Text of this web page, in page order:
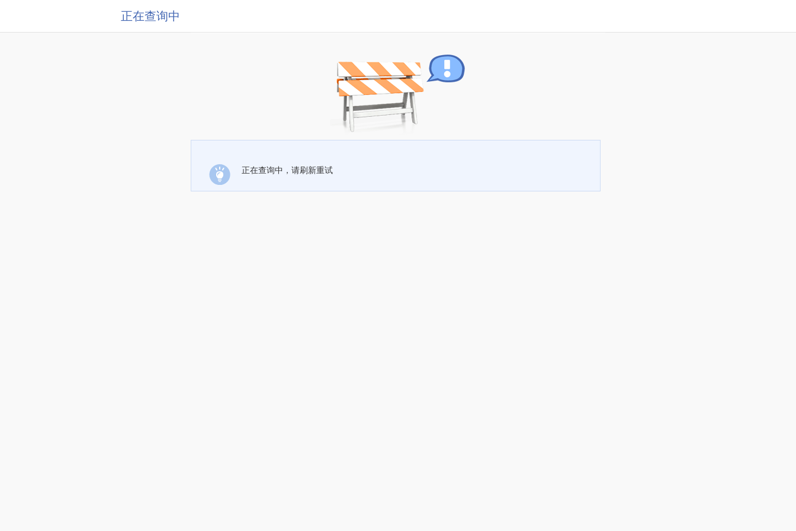
正在查询中
正在查询中，请刷新重试